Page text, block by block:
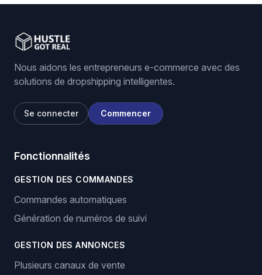
Nous aidons les entrepreneurs e-commerce avec des
solutions de dropshipping intelligentes.
Se connecter Commencer
Fonctionnalités
GESTION DES COMMANDES
Commandes automatiques
Génération de numéros de suivi
GESTION DES ANNONCES
Plusieurs canaux de vente